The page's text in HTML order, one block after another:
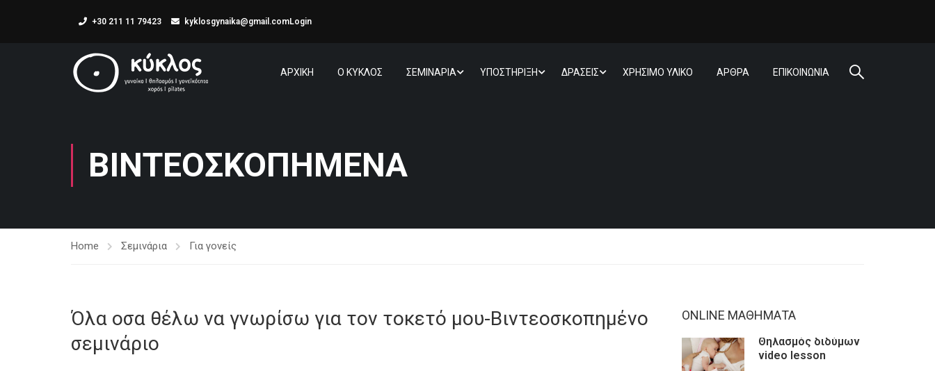
+30 211 11 79423 kyklosgynaika@gmail.comLogin
ΑΡΧΙΚΗ Ο ΚΥΚΛΟΣ ΣΕΜΙΝΑΡΙΑ ΥΠΟΣΤΗΡΙΞΗ ΔΡΑΣΕΙΣ ΧΡΗΣΙΜΟ ΥΛΙΚΟ ΑΡΘΡΑ ΕΠΙΚΟΙΝΩΝΙΑ
ΒΙΝΤΕΟΣΚΟΠΗΜΈΝΑ
Home Σεμινάρια Για γονείς
Όλα οσα θέλω να γνωρίσω για τον τοκετό μου-Βιντεοσκοπημένο
σεμινάριο
ONLINE ΜΑΘΉΜΑΤΑ
Θηλασμός διδύμων
video lesson